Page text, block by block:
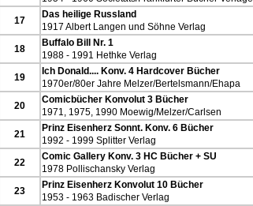
17
Das heilige Russland
1917 Albert Langen und Söhne Verlag
18
Buffalo Bill Nr. 1
1988 - 1991 Hethke Verlag
19
Ich Donald.... Konv. 4 Hardcover Bücher
1970er/80er Jahre Melzer/Bertelsmann/Ehapa
20
Comicbücher Konvolut 3 Bücher
1971, 1975, 1990 Moewig/Melzer/Carlsen
21
Prinz Eisenherz Sonnt. Konv. 6 Bücher
1992 - 1999 Splitter Verlag
22
Comic Gallery Konv. 3 HC Bücher + SU
1978 Pollischansky Verlag
23
Prinz Eisenherz Konvolut 10 Bücher
1953 - 1963 Badischer Verlag